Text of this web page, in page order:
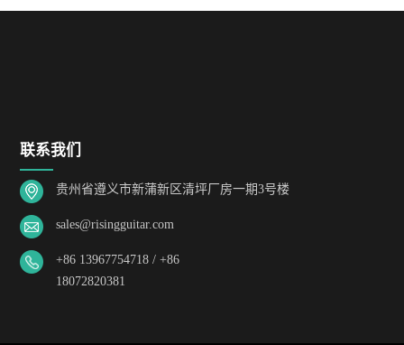
联系我们
贵州省遵义市新蒲新区清坪厂房一期3号楼
sales@risingguitar.com
+86 13967754718 / +86
18072820381